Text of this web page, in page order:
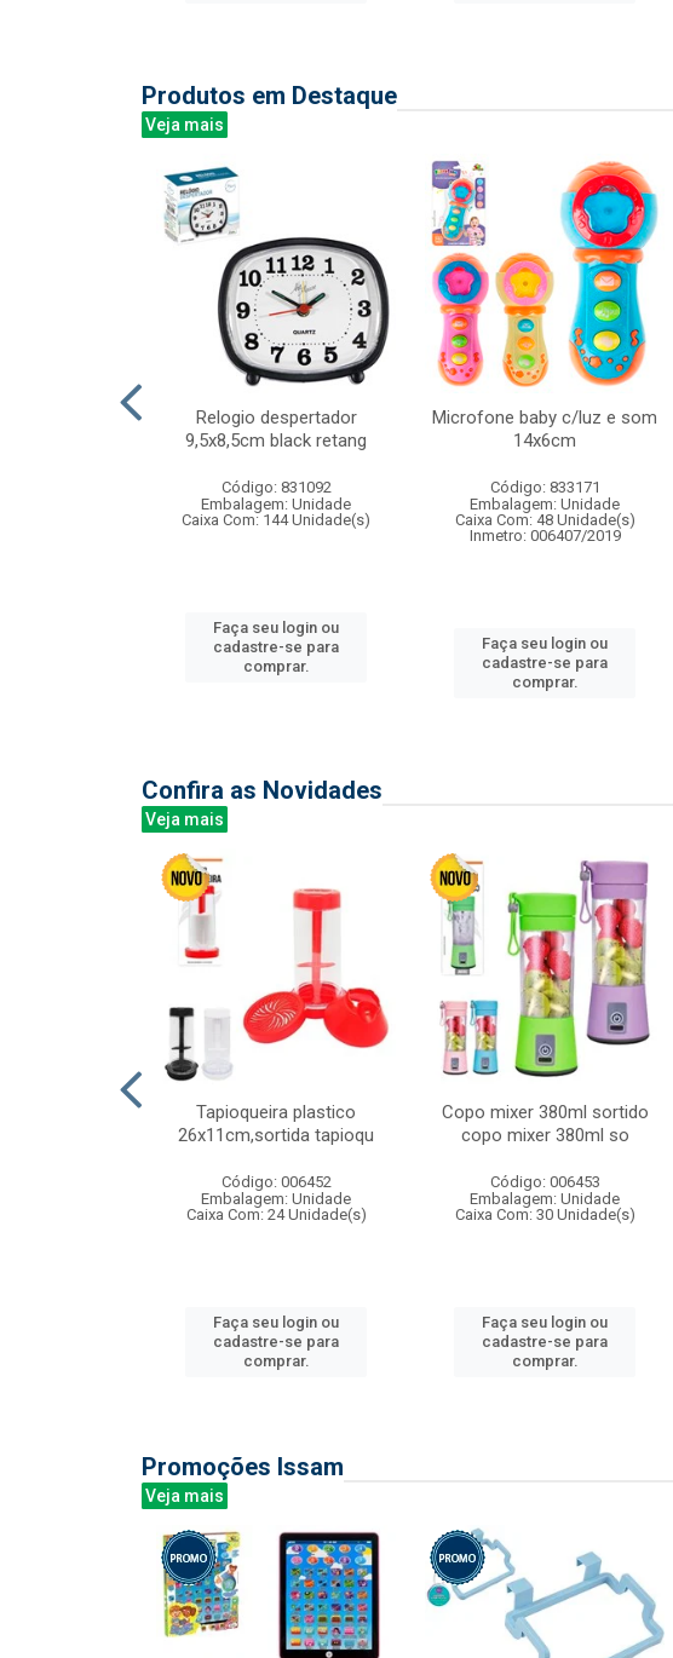
Produtos em Destaque
Veja mais
Relogio despertador
9,5x8,5cm black retang
Código: 831092
Embalagem: Unidade
Caixa Com: 144 Unidade(s)
Faça seu login ou
cadastre-se para
comprar.
Microfone baby c/luz e som
14x6cm
Código: 833171
Embalagem: Unidade
Caixa Com: 48 Unidade(s)
Inmetro: 006407/2019
Faça seu login ou
cadastre-se para
comprar.
Confira as Novidades
Veja mais
Tapioqueira plastico
26x11cm,sortida tapioqu
Código: 006452
Embalagem: Unidade
Caixa Com: 24 Unidade(s)
Faça seu login ou
cadastre-se para
comprar.
Copo mixer 380ml sortido
copo mixer 380ml so
Código: 006453
Embalagem: Unidade
Caixa Com: 30 Unidade(s)
Faça seu login ou
cadastre-se para
comprar.
Promoções Issam
Veja mais